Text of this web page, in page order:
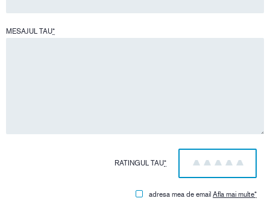
MESAJUL TAU*
RATINGUL TAU* 5
4
3
2
1
adresa mea de emailAfla mai multe*